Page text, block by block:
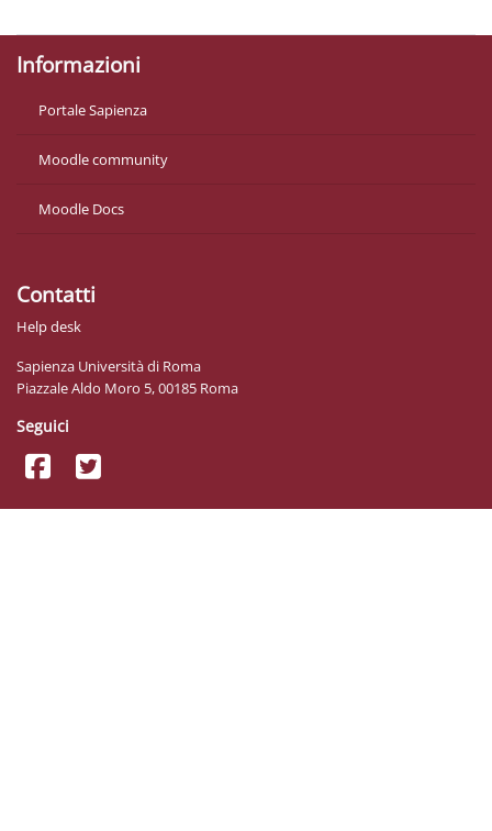
Informazioni
Portale Sapienza
Moodle community
Moodle Docs
Contatti
Help desk
Sapienza Università di Roma
Piazzale Aldo Moro 5, 00185 Roma
Seguici